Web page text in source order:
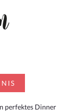
perfektes Dinner